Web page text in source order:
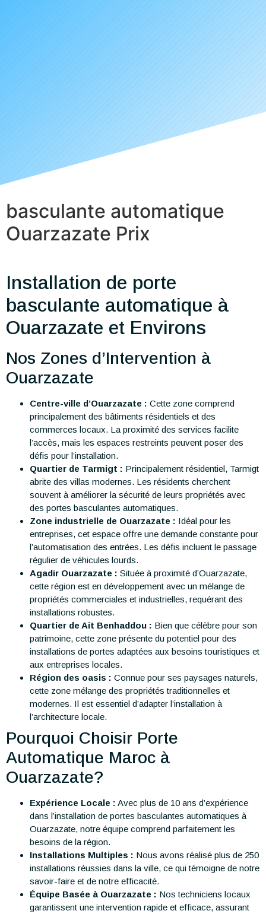
basculante automatique
Ouarzazate Prix
Installation de porte
basculante automatique à
Ouarzazate et Environs
Nos Zones d’Intervention à
Ouarzazate
Centre-ville d’Ouarzazate : Cette zone comprend
principalement des bâtiments résidentiels et des
commerces locaux. La proximité des services facilite
l’accès, mais les espaces restreints peuvent poser des
défis pour l’installation.
Quartier de Tarmigt : Principalement résidentiel, Tarmigt
abrite des villas modernes. Les résidents cherchent
souvent à améliorer la sécurité de leurs propriétés avec
des portes basculantes automatiques.
Zone industrielle de Ouarzazate : Idéal pour les
entreprises, cet espace offre une demande constante pour
l’automatisation des entrées. Les défis incluent le passage
régulier de véhicules lourds.
Agadir Ouarzazate : Située à proximité d’Ouarzazate,
cette région est en développement avec un mélange de
propriétés commerciales et industrielles, requérant des
installations robustes.
Quartier de Ait Benhaddou : Bien que célèbre pour son
patrimoine, cette zone présente du potentiel pour des
installations de portes adaptées aux besoins touristiques et
aux entreprises locales.
Région des oasis : Connue pour ses paysages naturels,
cette zone mélange des propriétés traditionnelles et
modernes. Il est essentiel d’adapter l’installation à
l’architecture locale.
Pourquoi Choisir Porte
Automatique Maroc à
Ouarzazate?
Expérience Locale : Avec plus de 10 ans d’expérience
dans l’installation de portes basculantes automatiques à
Ouarzazate, notre équipe comprend parfaitement les
besoins de la région.
Installations Multiples : Nous avons réalisé plus de 250
installations réussies dans la ville, ce qui témoigne de notre
savoir-faire et de notre efficacité.
Équipe Basée à Ouarzazate : Nos techniciens locaux
garantissent une intervention rapide et efficace, assurant